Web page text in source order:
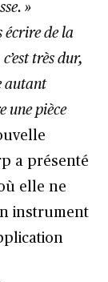
»
écrire de la
très dur,
autant
une pièce
a présenté
elle ne
instrument